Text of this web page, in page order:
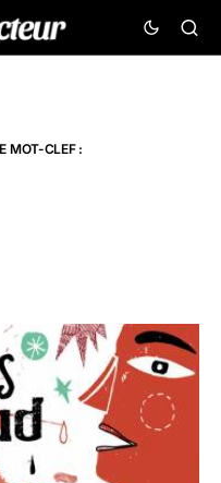
MOT-CLEF :